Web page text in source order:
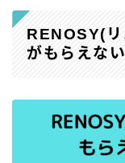
RENOSY(
がもらえな